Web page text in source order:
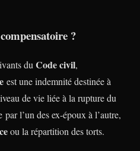
?
du Code civil,
est une indemnité destinée à
de vie liée à la rupture du
l’un des ex-époux à l’autre,
ou la répartition des torts.